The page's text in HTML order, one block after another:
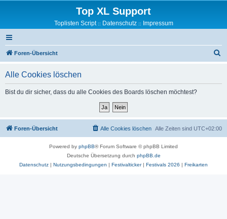
Top XL Support
Toplisten Script:: Datenschutz:: Impressum
Foren-Übersicht
Alle Cookies löschen
Bist du dir sicher, dass du alle Cookies des Boards löschen möchtest?
Foren-Übersicht Alle Zeiten sind UTC+02:00
Alle Cookies löschen
Powered by phpBB® Forum Software © phpBB Limited
Deutsche Übersetzung durch phpBB.de
Datenschutz | Nutzungsbedingungen | Festivalticker| Festivals 2026 | Freikarten